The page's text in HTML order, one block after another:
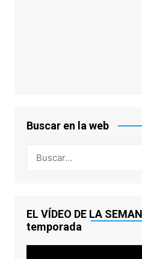
Buscar en la web
EL VÍDEO DE LA
temporada